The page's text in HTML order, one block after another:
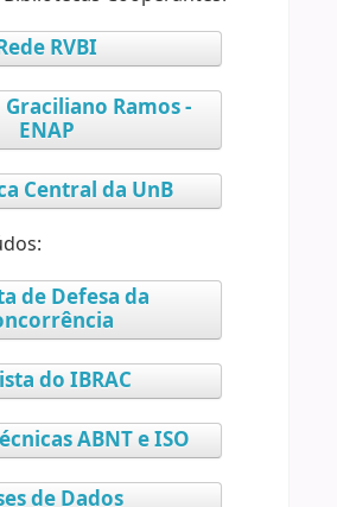
RVBI
Ramos -
ENAP
Central da UnB
de Defesa da
do IBRAC
ABNT e ISO
de Dados